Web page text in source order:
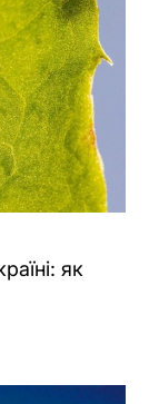
як